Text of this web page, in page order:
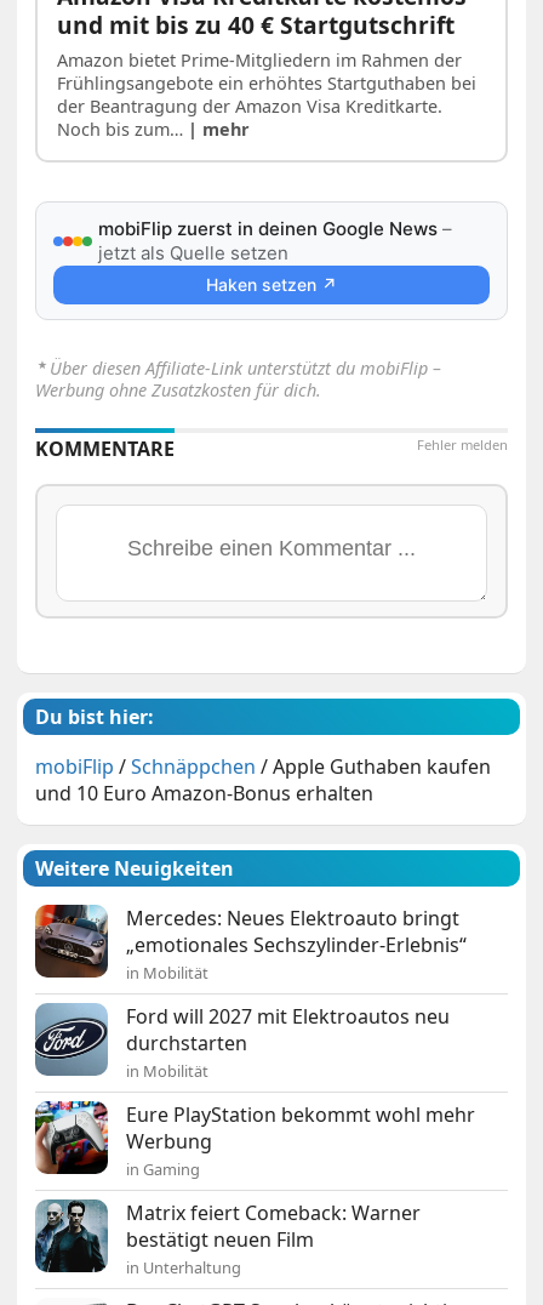
und mit bis zu 40 € Startgutschrift
Amazon bietet Prime-Mitgliedern im Rahmen der
Frühlingsangebote ein erhöhtes Startguthaben bei
der Beantragung der Amazon Visa Kreditkarte.
Noch bis zum… | mehr
mobiFlip zuerst in deinen Google News –
jetzt als Quelle setzen
Haken setzen ↗
⋆ Über diesen Affiliate-Link unterstützt du mobiFlip –
Werbung ohne Zusatzkosten für dich.
Fehler melden
KOMMENTARE
Du bist hier:
mobiFlip /Schnäppchen /Apple Guthaben kaufen
und 10 Euro Amazon-Bonus erhalten
Weitere Neuigkeiten
Mercedes: Neues Elektroauto bringt
„emotionales Sechszylinder-Erlebnis“
in Mobilität
Ford will 2027 mit Elektroautos neu
durchstarten
in Mobilität
Eure PlayStation bekommt wohl mehr
Werbung
in Gaming
Matrix feiert Comeback: Warner
bestätigt neuen Film
in Unterhaltung